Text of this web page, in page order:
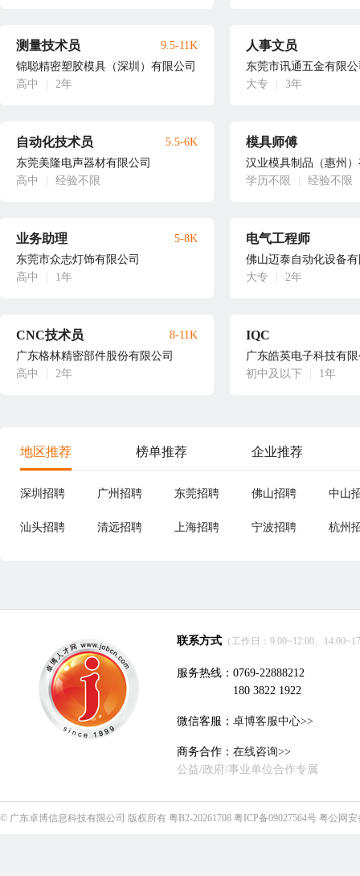
测量技术员
锦聪精密塑胶模具（深圳）有限公司
高中
2年
9.5-11K 人事文员
东莞市讯通五金有限
大专
3年
自动化技术员
东莞美隆电声器材有限公司
高中
经验不限
5.5-6K 模具师傅
汉业模具制品（惠州
学历不限
经验不限
业务助理
东莞市众志灯饰有限公司
高中
1年
5-8K 电气工程师
佛山迈泰自动化设备
大专
2年
CNC技术员
广东格林精密部件股份有限公司
高中
2年
8-11K IQC
广东皓英电子科技有
初中及以下
1年
地区推荐 榜单推荐 企业推荐
深圳招聘 广州招聘 东莞招聘 佛山招聘 中山
汕头招聘 清远招聘 上海招聘 宁波招聘 杭州
联系方式 （工作日：9:00~12:00、
服务热线：0769-22888212
180 3822 1922
微信客服： 卓博客服中心>>
商务合作： 在线咨询>>
公益/政府/事业单位合作专属
© 广东卓博信息科技有限公司 版权所有 粤B2-20261708 粤ICP备09027564号 粤公网安